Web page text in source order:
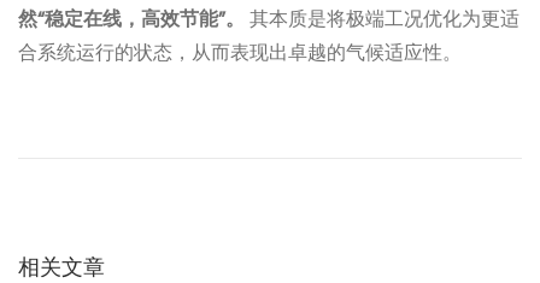
然“稳定在线，高效节能”。
其本质是将极端工况优化为更适
合系统运行的状态，从而表现出卓越的气候适应性。
导
：
：
相关文章